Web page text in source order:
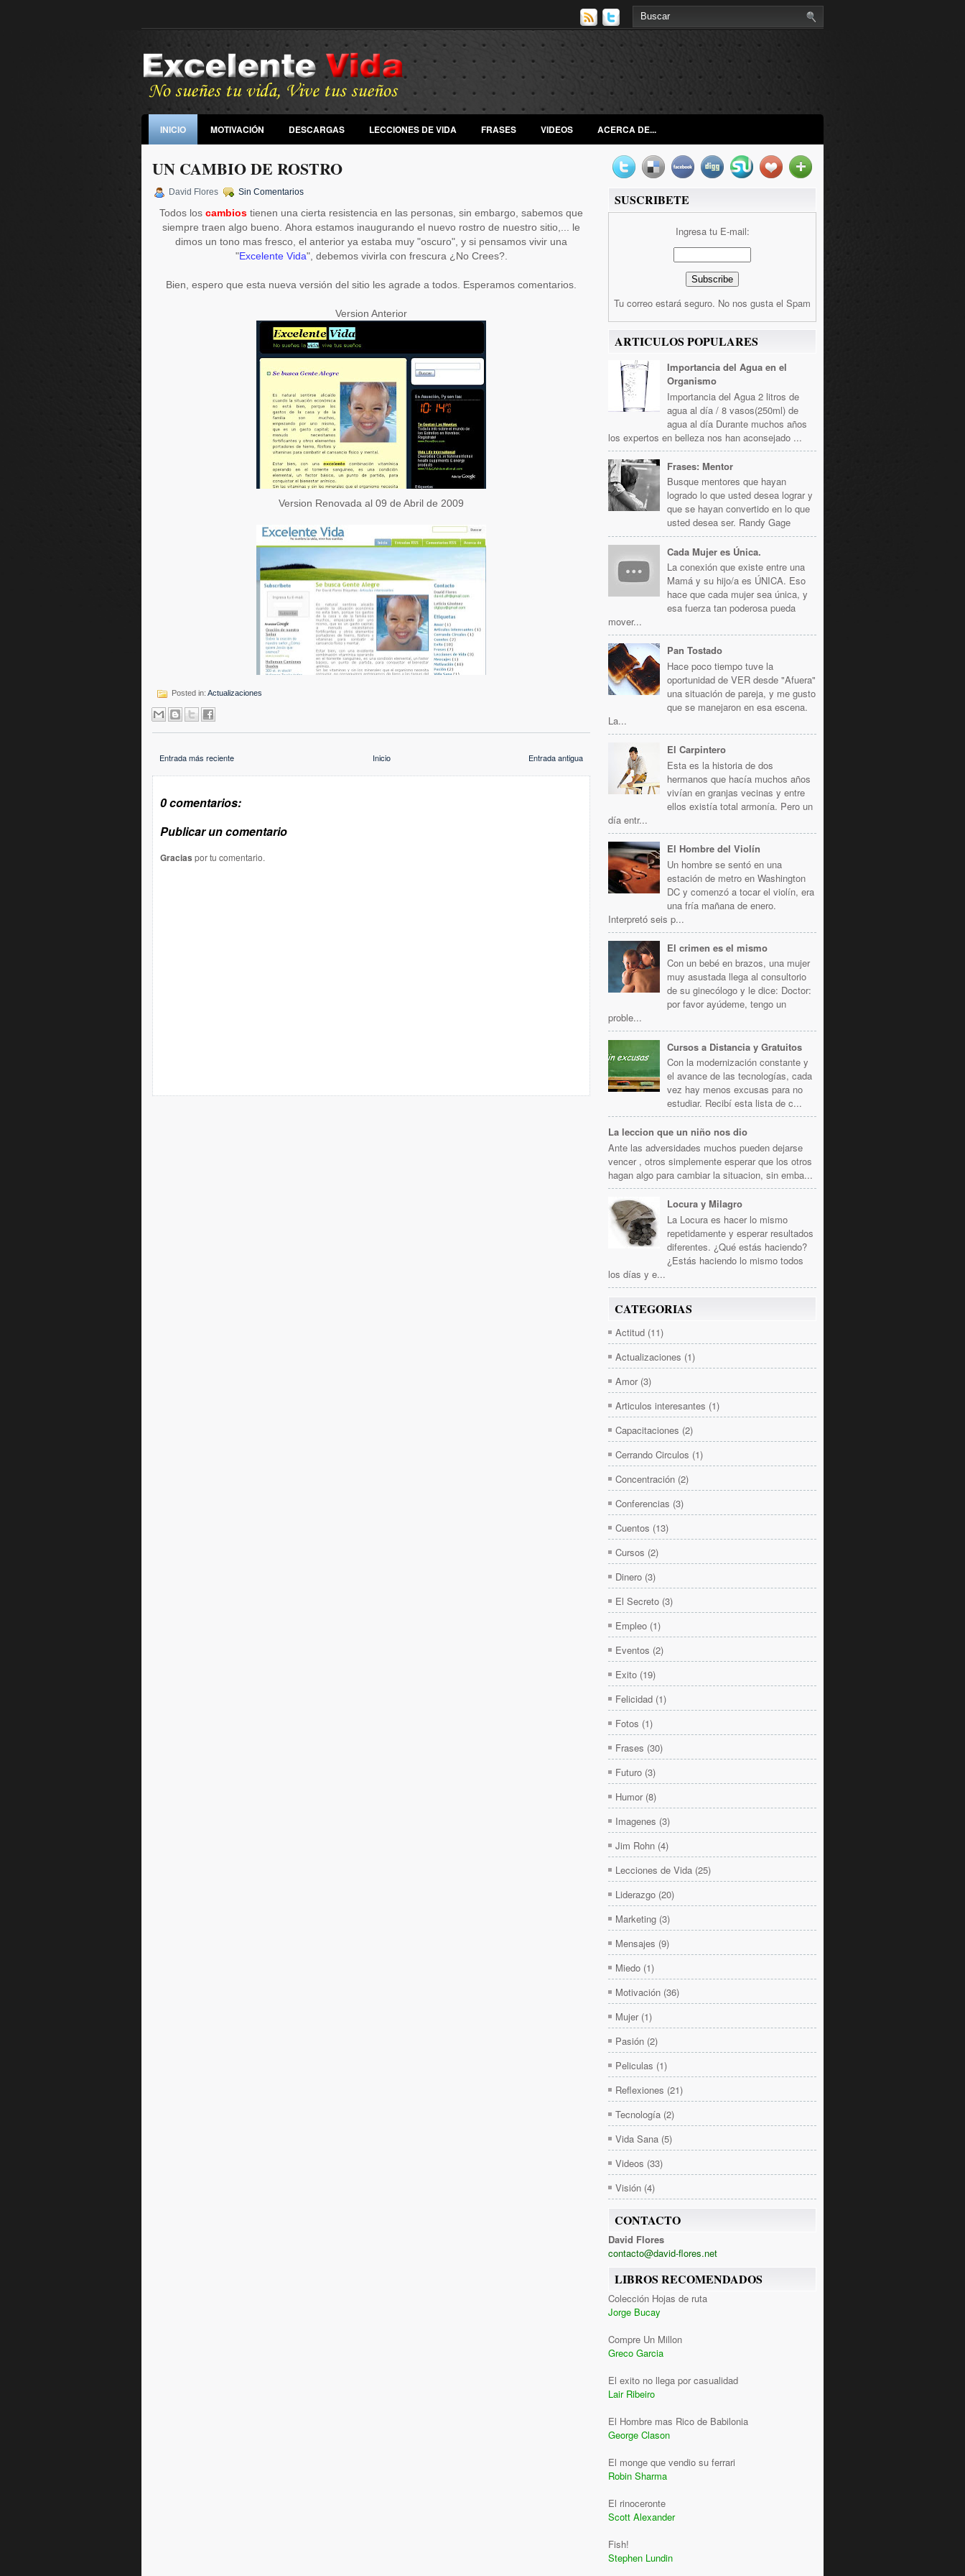
INICIO MOTIVACIÓN DESCARGAS LECCIONES DE VIDA FRASES VIDEOS ACERCA DE...
UN CAMBIO DE ROSTRO
David Flores Sin Comentarios
Todos los cambios tienen una cierta resistencia en las personas, sin embargo, sabemos que
siempre traen algo bueno. Ahora estamos inaugurando el nuevo rostro de nuestro sitio,... le
dimos un tono mas fresco, el anterior ya estaba muy "oscuro", y si pensamos vivir una
"Excelente Vida", debemos vivirla con frescura ¿No Crees?.
Bien, espero que esta nueva versión del sitio les agrade a todos. Esperamos comentarios.
Version Anterior
Version Renovada al 09 de Abril de 2009
Posted in: Actualizaciones
Entrada más reciente Entrada antigua
Inicio
0 comentarios:
Publicar un comentario
Gracias por tu comentario.
SUSCRIBETE
Ingresa tu E-mail:
Tu correo estará seguro. No nos gusta el Spam
ARTICULOS POPULARES
Importancia del Agua en el
Organismo
Importancia del Agua 2 litros de
agua al día / 8 vasos(250ml) de
agua al día Durante muchos años
los expertos en belleza nos han aconsejado ...
Frases: Mentor
Busque mentores que hayan
logrado lo que usted desea lograr y
que se hayan convertido en lo que
usted desea ser. Randy Gage
Cada Mujer es Única.
La conexión que existe entre una
Mamá y su hijo/a es ÚNICA. Eso
hace que cada mujer sea única, y
esa fuerza tan poderosa pueda
mover...
Pan Tostado
Hace poco tiempo tuve la
oportunidad de VER desde "Afuera"
una situación de pareja, y me gusto
que se manejaron en esa escena.
La...
El Carpintero
Esta es la historia de dos
hermanos que hacía muchos años
vivían en granjas vecinas y entre
ellos existía total armonía. Pero un
día entr...
El Hombre del Violín
Un hombre se sentó en una
estación de metro en Washington
DC y comenzó a tocar el violín, era
una fría mañana de enero.
Interpretó seis p...
El crimen es el mismo
Con un bebé en brazos, una mujer
muy asustada llega al consultorio
de su ginecólogo y le dice: Doctor:
por favor ayúdeme, tengo un
proble...
Cursos a Distancia y Gratuitos
Con la modernización constante y
el avance de las tecnologías, cada
vez hay menos excusas para no
estudiar. Recibí esta lista de c...
La leccion que un niño nos dio
Ante las adversidades muchos pueden dejarse
vencer , otros simplemente esperar que los otros
hagan algo para cambiar la situacion, sin emba...
Locura y Milagro
La Locura es hacer lo mismo
repetidamente y esperar resultados
diferentes. ¿Qué estás haciendo?
¿Estás haciendo lo mismo todos
los días y e...
CATEGORIAS
Actitud (11)
Actualizaciones (1)
Amor (3)
Articulos interesantes (1)
Capacitaciones (2)
Cerrando Circulos (1)
Concentración (2)
Conferencias (3)
Cuentos (13)
Cursos (2)
Dinero (3)
El Secreto (3)
Empleo (1)
Eventos (2)
Exito (19)
Felicidad (1)
Fotos (1)
Frases (30)
Futuro (3)
Humor (8)
Imagenes (3)
Jim Rohn (4)
Lecciones de Vida (25)
Liderazgo (20)
Marketing (3)
Mensajes (9)
Miedo (1)
Motivación (36)
Mujer (1)
Pasión (2)
Peliculas (1)
Reflexiones (21)
Tecnología (2)
Vida Sana (5)
Videos (33)
Visión (4)
CONTACTO
David Flores
contacto@david-flores.net
LIBROS RECOMENDADOS
Colección Hojas de ruta
Jorge Bucay
Compre Un Millon
Greco Garcia
El exito no llega por casualidad
Lair Ribeiro
El Hombre mas Rico de Babilonia
George Clason
El monge que vendio su ferrari
Robin Sharma
El rinoceronte
Scott Alexander
Fish!
Stephen Lundin